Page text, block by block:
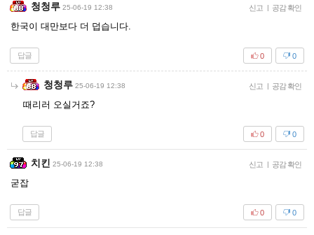
청청루 25-06-19 12:38 신고 | 공감 확인
한국이 대만보다 더 덥습니다.
답글 0
0
청청루 25-06-19 12:38 신고 | 공감 확인
때리러 오실거죠?
답글 0
0
치킨 25-06-19 12:38 신고 | 공감 확인
굳잡
답글 0
0